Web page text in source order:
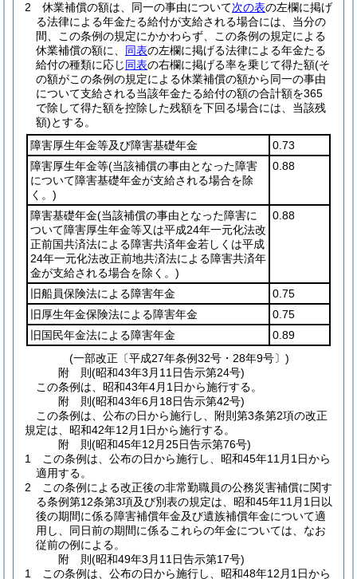
2 休業補償の額は、同一の事由について次の表の左欄に掲げ
る法律による年金たる給付が支給される場合には、当分の
間、この条例の規定にかかわらず、この条例の規定による
休業補償の額に、 同表の左欄に掲げる法律による年金たる
給付の種類に応じ同表の右欄に掲げる率を乗じて得た額(そ
の額がこの条例の規定による休業補償の額から同一の事由
について支給される当該年金たる給付の額の合計額を365
で除して得た額を控除した残額を下回る場合には、当該残
額)とする。
障害厚生年金等及び障害基礎年金
0.73
障害厚生年金等(当該補償の事由となった障害
について障害基礎年金が支給される場合を除
く。)
0.88
障害基礎年金(当該補償の事由となった障害に
ついて障害厚生年金等又は平成24年一元化法改
正前国共済法による障害共済年金若しくは平成
24年一元化法改正前地共済法による障害共済年
金が支給される場合を除く。)
0.88
旧船員保険法による障害年金
0.75
旧厚生年金保険法による障害年金
0.75
旧国民年金法による障害年金
0.89
(一部改正〔平成27年条例32号・28年9号〕)
附 則(昭和43年3月11日告示第24号)
この条例は、昭和43年4月1日から施行する。
附 則(昭和43年6月18日告示第42号)
この条例は、公布の日から施行し、附則第3条第2項の改正
規定は、昭和42年12月1日から施行する。
附 則(昭和45年12月25日告示第76号)
1
この条例は、公布の日から施行し、昭和45年11月1日から
適用する。
2
この条例による改正後の非常勤職員の公務災害補償に関す
る条例第12条第3項及び別表の規定は、昭和45年11月1日以
後の期間に係る障害補償年金及び遺族補償年金について適
用し、同日前の期間に係るこれらの年金については、なお
従前の例による。
附 則(昭和49年3月11日告示第17号)
1
この条例は、公布の日から施行し、昭和48年12月1日から